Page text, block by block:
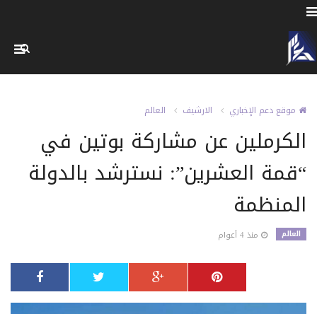
موقع دعم الإخباري الارشيف العالم
الكرملين عن مشاركة بوتين في
“قمة العشرين”: نسترشد بالدولة
المنظمة
العالم منذ 4 أعوام